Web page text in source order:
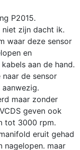
P2015.
zijn dacht ik.
waar deze sensor
en
aan de hand.
de sensor
maar zonder
geven ook
tot 3000 rpm.
eruit gehad
nagelopen. maar